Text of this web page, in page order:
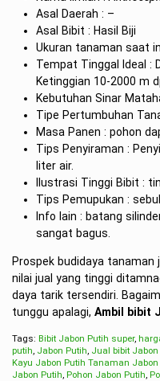
Asal Daerah : –
Asal Bibit : Hasil Biji
Ukuran tanaman saat
Tempat Tinggal Ideal :
Ketinggian 10-2000 m
Kebutuhan Sinar
Tipe Pertumbuhan
Masa Panen : pohon
Tips Penyiraman :
liter air.
Ilustrasi Tinggi Bibit :
Tips Pemupukan :
Info lain : batang
sangat bagus.
Prospek budidaya
nilai jual yang tinggi
daya tarik tersendiri.
tunggu apalagi, Ambil bibit
Tags: Bibit Jabon Putih super,
putih Jabon Putih Jual bibit Jabon
Kayu Jabon Putih Tanaman Jabon
Jabon Putih Pohon Jabon Putih